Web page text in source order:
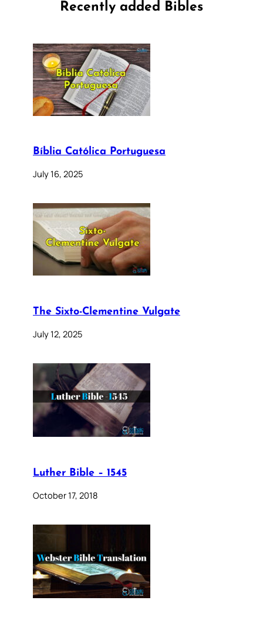
Recently added Bibles
Bíblia Católica Portuguesa
July 16, 2025
The Sixto-Clementine Vulgate
July 12, 2025
Luther Bible – 1545
October 17, 2018